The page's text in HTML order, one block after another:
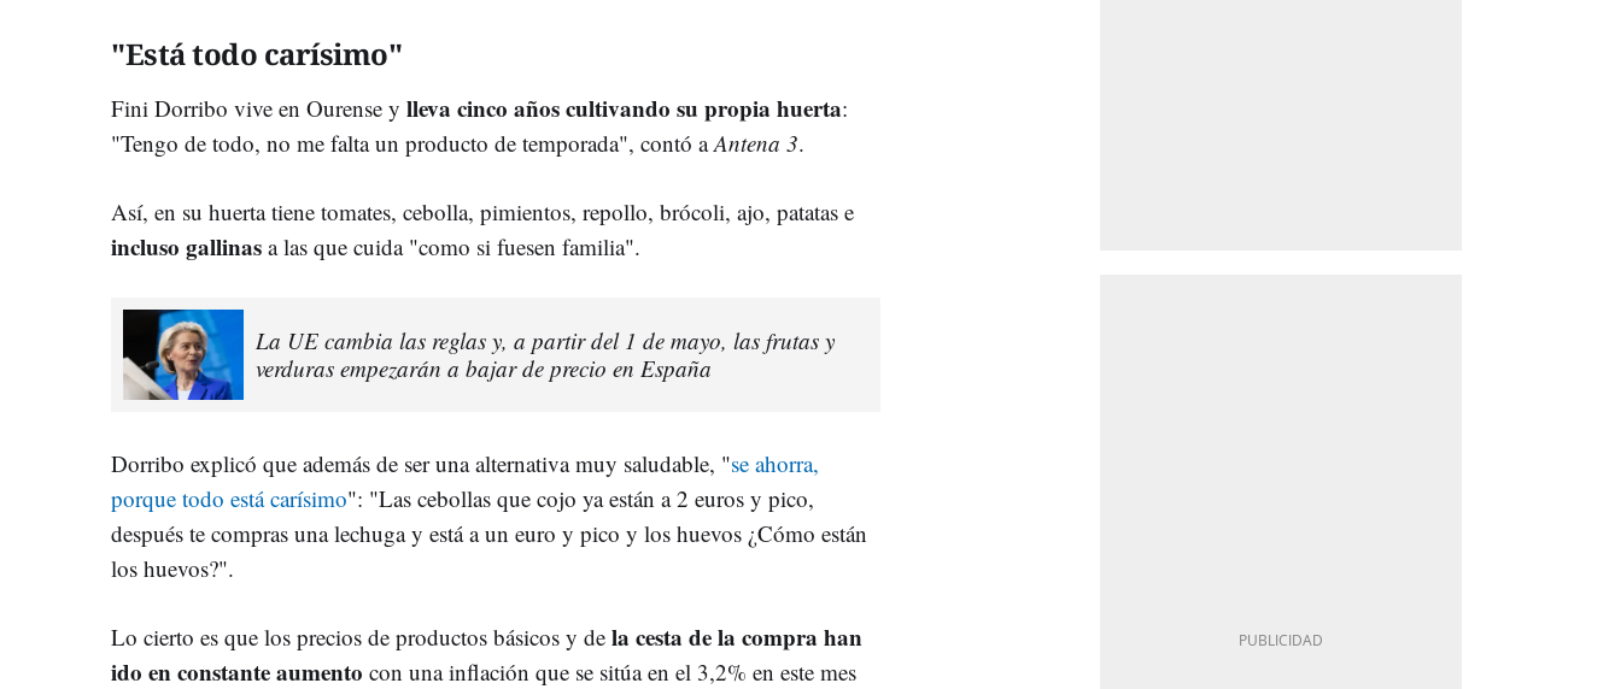
"Está todo carísimo"
Fini Dorribo vive en Ourense y lleva cinco años cultivando su propia huerta:
"Tengo de todo, no me falta un producto de temporada", contó aAntena 3.
Así, en su huerta tiene tomates, cebolla, pimientos, repollo, brócoli, ajo, patatas e
incluso gallinas a las que cuida "como si fuesen familia".
La UE cambia las reglas y, a partir del 1 de mayo, las frutas y
verduras empezarán a bajar de precio en España
Dorribo explicó que además de ser una alternativa muy saludable, "se ahorra,
porque todo está carísimo": "Las cebollas que cojo ya están a 2 euros y pico,
después te compras una lechuga y está a un euro y pico y los huevos ¿Cómo están
los huevos?".
Lo cierto es que los precios de productos básicos y de la cesta de la compra han
ido en constante aumento con una inflación que se sitúa en el 3,2% en este mes